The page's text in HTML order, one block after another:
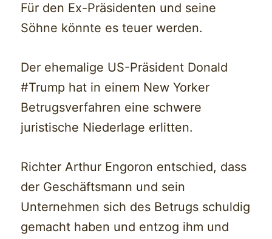
Für den Ex-Präsidenten und seine
Söhne könnte es teuer werden.
Der ehemalige US-Präsident Donald
#Trump hat in einem New Yorker
Betrugsverfahren eine schwere
juristische Niederlage erlitten.
Richter Arthur Engoron entschied, dass
der Geschäftsmann und sein
Unternehmen sich des Betrugs schuldig
gemacht haben und entzog ihm und